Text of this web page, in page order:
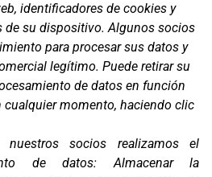
identificadores de cookies y
de su dispositivo. Algunos socios
para procesar sus datos y
legítimo. Puede retirar su
de datos en función
momento, haciendo clic
nuestros socios realizamos el
de datos:Almacenar la